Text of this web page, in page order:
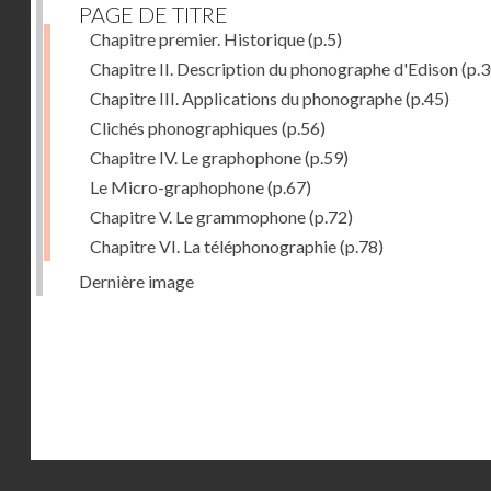
PAGE DE TITRE
Chapitre premier. Historique(p.5)
Chapitre II. Description du phonographe d'Edison
Chapitre III. Applications du phonographe(p.45)
Clichés phonographiques (p.56)
Chapitre IV. Le graphophone(p.59)
Le Micro-graphophone(p.67)
Chapitre V. Le grammophone(p.72)
Chapitre VI. La téléphonographie(p.78)
Dernière image